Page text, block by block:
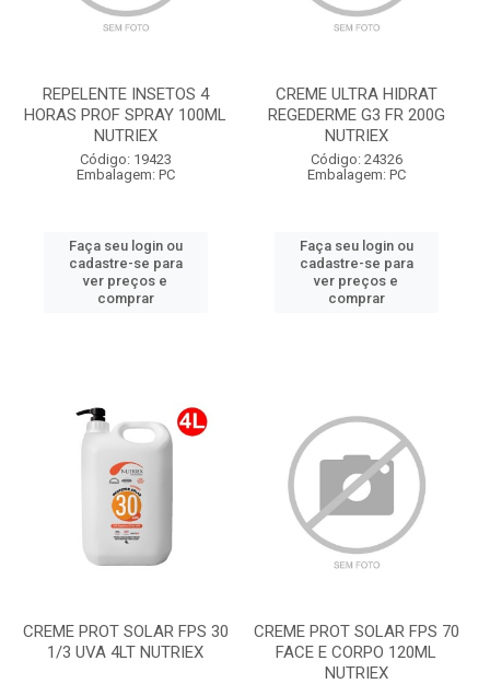
REPELENTE INSETOS 4
HORAS PROF SPRAY 100ML
NUTRIEX
Código: 19423
Embalagem: PC
Faça seu login ou
cadastre-se para
ver preços e
comprar
CREME ULTRA HIDRAT
REGEDERME G3 FR 200G
NUTRIEX
Código: 24326
Embalagem: PC
Faça seu login ou
cadastre-se para
ver preços e
comprar
CREME PROT SOLAR FPS 30
1/3 UVA 4LT NUTRIEX
CREME PROT SOLAR FPS 70
FACE E CORPO 120ML
NUTRIEX